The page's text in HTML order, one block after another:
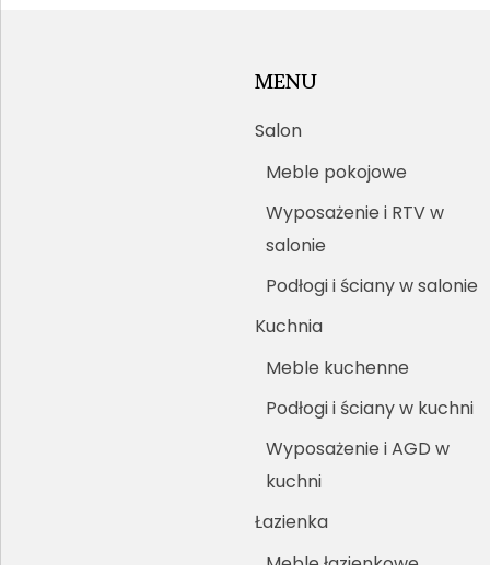
MENU
Salon
Meble pokojowe
Wyposażenie i RTV w
salonie
Podłogi i ściany w salonie
Kuchnia
Meble kuchenne
Podłogi i ściany w kuchni
Wyposażenie i AGD w
kuchni
Łazienka